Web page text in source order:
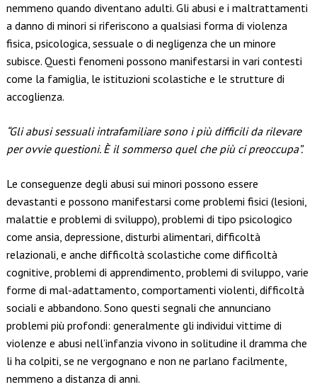
nemmeno quando diventano adulti. Gli abusi e i maltrattamenti
a danno di minori si riferiscono a qualsiasi forma di violenza
fisica, psicologica, sessuale o di negligenza che un minore
subisce. Questi fenomeni possono manifestarsi in vari contesti
come la famiglia, le istituzioni scolastiche e le strutture di
accoglienza.
“Gli abusi sessuali intrafamiliare sono i più difficili da rilevare
per ovvie questioni. È il sommerso quel che più ci preoccupa”.
Le conseguenze degli abusi sui minori possono essere
devastanti e possono manifestarsi come problemi fisici (lesioni,
malattie e problemi di sviluppo), problemi di tipo psicologico
come ansia, depressione, disturbi alimentari, difficoltà
relazionali, e anche difficoltà scolastiche come difficoltà
cognitive, problemi di apprendimento, problemi di sviluppo, varie
forme di mal-adattamento, comportamenti violenti, difficoltà
sociali e abbandono. Sono questi segnali che annunciano
problemi più profondi: generalmente gli individui vittime di
violenze e abusi nell’infanzia vivono in solitudine il dramma che
li ha colpiti, se ne vergognano e non ne parlano facilmente,
nemmeno a distanza di anni.